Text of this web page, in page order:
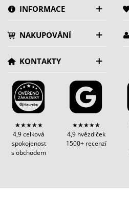
INFORMACE
NAKUPOVÁNÍ
KONTAKTY
★★★★★
4,9 celková
spokojenost
s obchodem
★★★★★
4,9 hvězdiček
1500+ recenzí